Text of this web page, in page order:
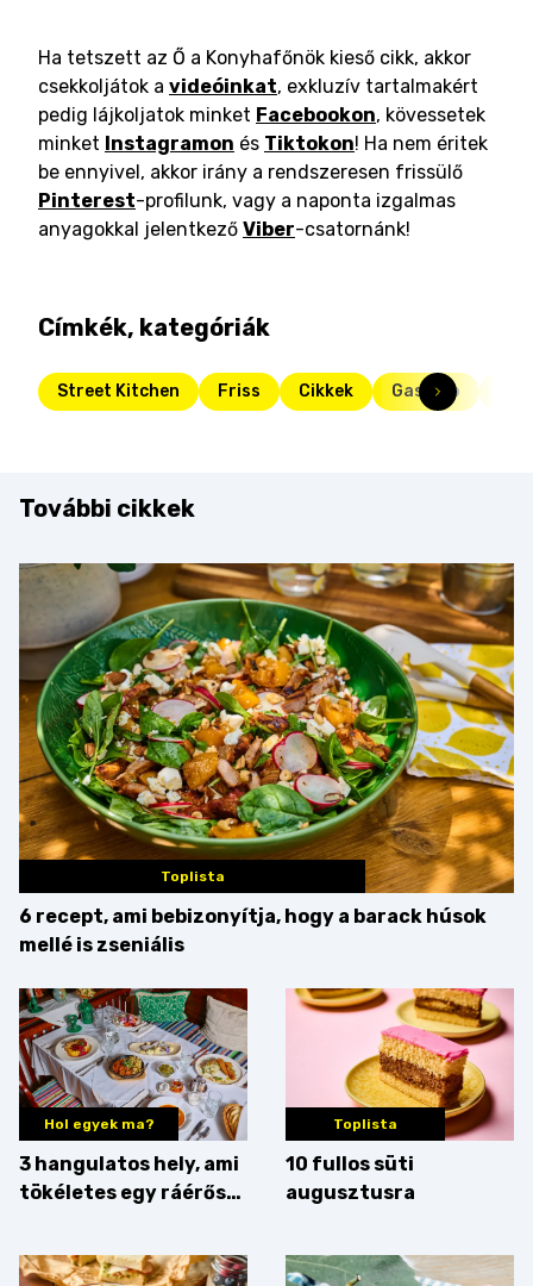
Ha tetszett az Ő a Konyhafőnök kieső cikk, akkor
csekkoljátok a videóinkat, exkluzív tartalmakért
pedig lájkoljatok minket Facebookon, kövessetek
minket Instagramon és Tiktokon! Ha nem éritek
be ennyivel, akkor irány a rendszeresen frissülő
Pinterest-profilunk, vagy a naponta izgalmas
anyagokkal jelentkező Viber-csatornánk!
Címkék, kategóriák
Street Kitchen Friss Cikkek Gasztro
További cikkek
Toplista
6 recept, ami bebizonyítja, hogy a barack húsok
mellé is zseniális
Hol egyek ma?
3 hangulatos hely, ami
tökéletes egy ráérős
Toplista
10 fullos süti
augusztusra